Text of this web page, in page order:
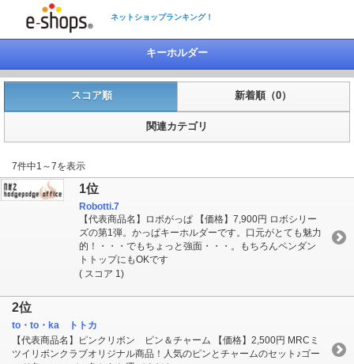
ネットショップランキング！
キーホルダー
スコア順 新着順（0）
関連カテゴリ
7件中1～7を表示
1位
Robotti.7
【代表商品名】ロボがっぱ 【価格】7,900円 ロボシリー
ズの第1弾。かっぱキーホルダーです。口元がとても魅力
的！・・・でもちょっと強面・・・。もちろんペンダン
トトップにもOKです
( スコア 1)
2位
to・to・ka トトカ
【代表商品名】ピンクリボン ピン＆チャーム 【価格】2,500円 MRCミ
ツイリボンクラブオリジナル商品！人気のピンとチャームのセット♪ゴー